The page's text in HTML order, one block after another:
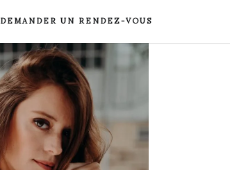
DEMANDER UN RENDEZ-VOUS